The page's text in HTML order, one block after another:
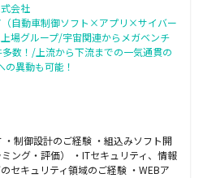
会社
自動車制御ソフト×アプリ×サイバー
場グループ/宇宙関連からメガベンチ
数！/上流から下流までの一気通貫の
異動も可能！
制御設計のご経験 ・組込みソフト開
ング・評価） ・ITセキュリティ、情報
セキュリティ領域のご経験 ・WEBア